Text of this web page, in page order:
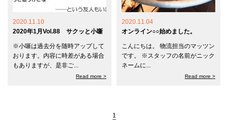
2020.11.10
2020年1月Vol.88 サクッと小噺
※小噺は過去分を随時アップして
おります。内容に時差がある場合
もありますが、是非ご...
Read more >
2020.11.04
オンライン○○始めました。
こんにちは。 物流担当のマッツン
です。 ※スタッフの名前がニック
ネームに...
Read more >
1